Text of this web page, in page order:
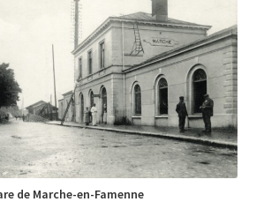
de Marche-en-Famenne